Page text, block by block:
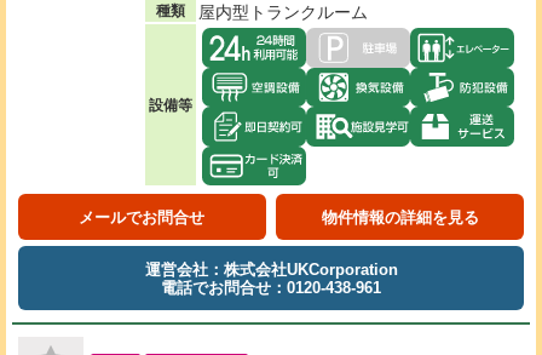
種類 屋内型トランクルーム
設備等
メールでお問合せ 物件情報の詳細を見る
運営会社：株式会社UKCorporation
電話でお問合せ：0120-438-961